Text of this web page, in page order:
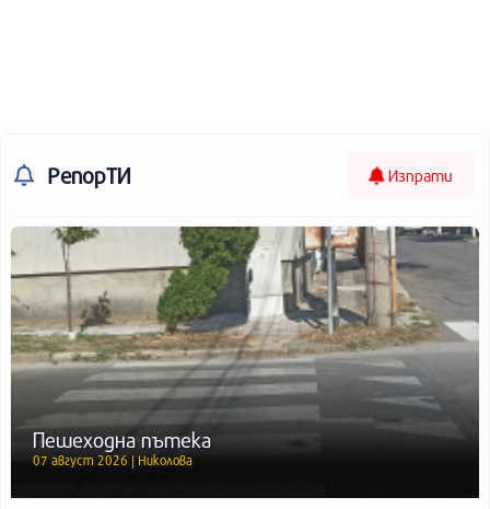
РепорТИ Изпрати
Пешеходна пътека
07 август 2026 | Николова